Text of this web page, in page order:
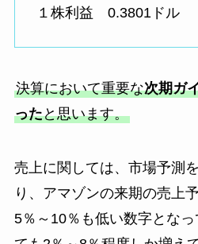
１株利益 0.3801ドル
決算において重要な次期ガ
ったと思います。
売上に関しては、市場予測
り、アマゾンの来期の売上
5％～10％も低い数字とな